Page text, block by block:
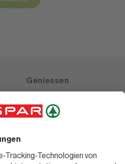
Geniessen
Weinwelt
Bierwelt